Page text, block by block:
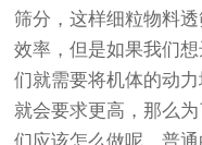
筛分，这样细粒物料
效率，但是如果我们
们就需要将机体的动
就会要求更高，那么